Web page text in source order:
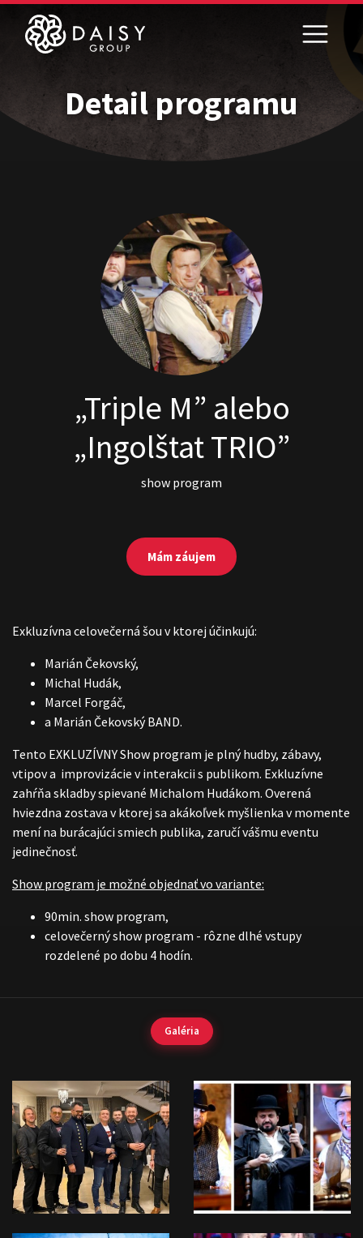
Detail programu
„Triple M” alebo
„Ingolštat TRIO”
show program
Mám záujem
Exkluzívna celovečerná šou v ktorej účinkujú:
Marián Čekovský,
Michal Hudák,
Marcel Forgáč,
a Marián Čekovský BAND.
Tento EXKLUZÍVNY Show program je plný hudby, zábavy,
vtipov a improvizácie v interakcii s publikom. Exkluzívne
zahŕňa skladby spievané Michalom Hudákom. Overená
hviezdna zostava v ktorej sa akákoľvek myšlienka v momente
mení na burácajúci smiech publika, zaručí vášmu eventu
jedinečnosť.
Show program je možné objednať vo variante:
90min. show program,
celovečerný show program - rôzne dlhé vstupy
rozdelené po dobu 4 hodín.
Galéria